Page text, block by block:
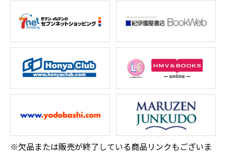
※欠品または販売が終了している商品リンクもございま